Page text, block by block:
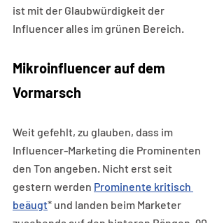
ist mit der Glaubwürdigkeit der
Influencer alles im grünen Bereich.
Mikroinfluencer auf dem
Vormarsch
Weit gefehlt, zu glauben, dass im
Influencer-Marketing die Prominenten
den Ton angeben. Nicht erst seit
gestern werden Prominente kritisch
beäugt* und landen beim Marketer